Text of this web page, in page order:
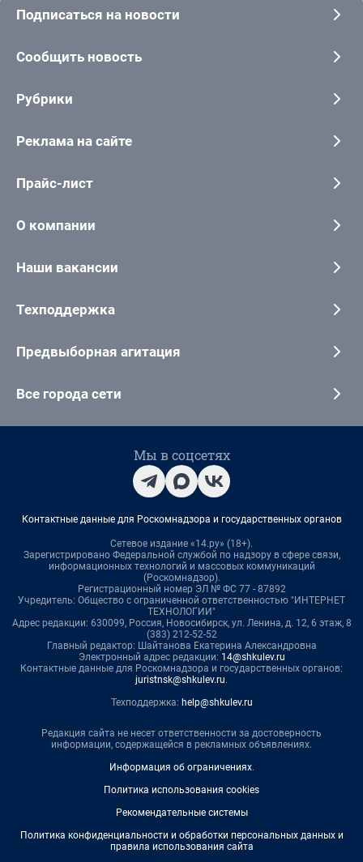
Подписаться на новости
Сообщить новость
Рубрики
Реклама на сайте
Прайс-лист
О компании
Наши вакансии
Техподдержка
Предвыборная агитация
Все города сети
Мы в соцсетях
Контактные данные для Роскомнадзора и государственных органов
Сетевое издание «14.ру» (18+).
Зарегистрировано Федеральной службой по надзору в сфере связи,
информационных технологий и массовых коммуникаций
(Роскомнадзор).
Регистрационный номер ЭЛ № ФС 77 - 87892
Учредитель: Общество с ограниченной ответственностью "ИНТЕРНЕТ
ТЕХНОЛОГИИ"
Адрес редакции: 630099, Россия, Новосибирск, ул. Ленина, д. 12, 6 этаж, 8
(383) 212-52-52
Главный редактор: Шайтанова Екатерина Александровна
Электронный адрес редакции: 14@shkulev.ru
Контактные данные для Роскомнадзора и государственных органов:
juristnsk@shkulev.ru.
Техподдержка: help@shkulev.ru
Редакция сайта не несет ответственности за достоверность
информации, содержащейся в рекламных объявлениях.
Информация об ограничениях.
Политика использования cookies
Рекомендательные системы
Политика конфиденциальности и обработки персональных данных и
правила использования сайта